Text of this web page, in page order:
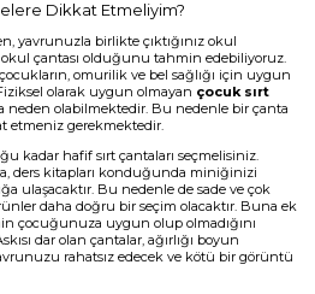
Dikkat Etmeliyim?
yavrunuzla birlikte çıktığınız okul
okul çantası olduğunu tahmin edebiliyoruz.
omurilik ve bel sağlığı için uygun
olarak uygun olmayan çocuk sırt
neden olabilmektedir. Bu nedenle bir çanta
etmeniz gerekmektedir.
kadar hafif sırt çantaları seçmelisiniz.
ders kitapları konduğunda miniğinizi
ulaşacaktır. Bu nedenle de sade ve çok
daha doğru bir seçim olacaktır. Buna ek
çocuğunuza uygun olup olmadığını
dar olan çantalar, ağırlığı boyun
rahatsız edecek ve kötü bir görüntü